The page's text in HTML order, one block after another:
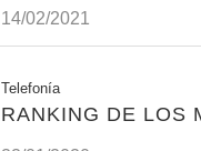
14/02/2021
Telefonía
RANKING DE LOS